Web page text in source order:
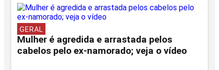
GERAL
Mulher é agredida e arrastada pelos
cabelos pelo ex-namorado; veja o vídeo